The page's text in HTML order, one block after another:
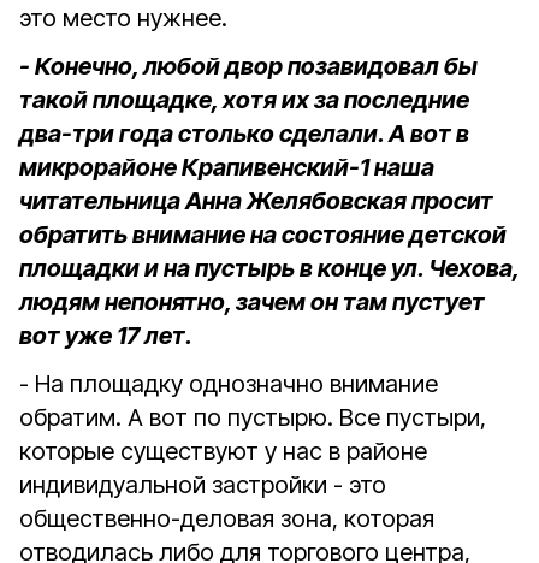
это место нужнее.
- Конечно, любой двор позавидовал бы
такой площадке, хотя их за последние
два-три года столько сделали. А вот в
микрорайоне Крапивенский-1 наша
читательница Анна Желябовская просит
обратить внимание на состояние детской
площадки и на пустырь в конце ул. Чехова,
людям непонятно, зачем он там пустует
вот уже 17 лет.
- На площадку однозначно внимание
обратим. А вот по пустырю. Все пустыри,
которые существуют у нас в районе
индивидуальной застройки - это
общественно-деловая зона, которая
отводилась либо для торгового центра,